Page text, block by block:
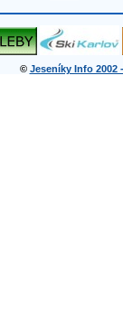
© Jeseníky Info 2002